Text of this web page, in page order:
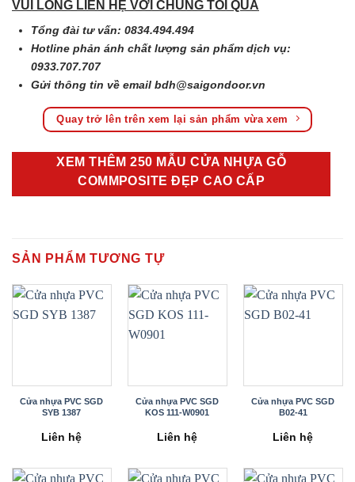
VUI LÒNG LIÊN HỆ VỚI CHÚNG TÔI QUA
Tổng đài tư vấn: 0834.494.494
Hotline phản ánh chất lượng sản phẩm dịch vụ:
0933.707.707
Gửi thông tin về emailbdh@saigondoor.vn
Quay trở lên trên xem lại sản phẩm vừa xem
XEM THÊM 250 MẪU CỬA NHỰA GỖ
COMMPOSITE ĐẸP CAO CẤP
SẢN PHẨM TƯƠNG TỰ
Cửa nhựa PVC SGD
SYB 1387
Liên hệ
Cửa nhựa PVC SGD
KOS 111-W0901
Liên hệ
Cửa nhựa PVC SGD
B02-41
Liên hệ